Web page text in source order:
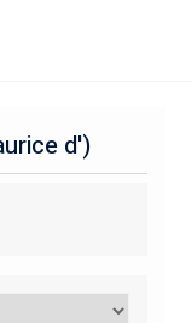
d')